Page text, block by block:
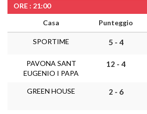
ORE : 21:00
Casa
Punteggio
SPORTIME 5 - 4
PAVONA SANT
EUGENIO I PAPA
12 - 4
GREEN HOUSE 2 - 6